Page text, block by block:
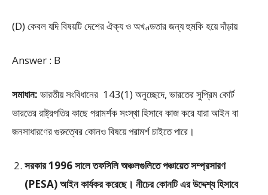
(D) কেবল যদি বিষয়টি দেশের ঐক্য ও অখণ্ডতার জন্য হুমকি হয়ে দাঁড়ায়
Answer : B
সমাধান: ভারতীয় সংবিধানের 143(1) অনুচ্ছেদে, ভারতের সুপ্রিম কোর্ট
ভারতের রাষ্ট্রপতির কাছে পরামর্শক সংস্থা হিসাবে কাজ করে যারা আইন বা
জনসাধারণের গুরুত্বের কোনও বিষয়ে পরামর্শ চাইতে পারে।
সরকার 1996 সালে তফসিলি অঞ্চলগুলিতে পঞ্চায়েত সম্প্রসারণ
(PESA) আইন কার্যকর করেছে। নীচের কোনটি এর উদ্দেশ্য হিসাবে